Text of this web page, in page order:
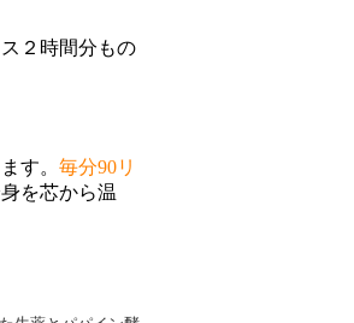
２時間分もの
す。 毎分90リ
を芯から温